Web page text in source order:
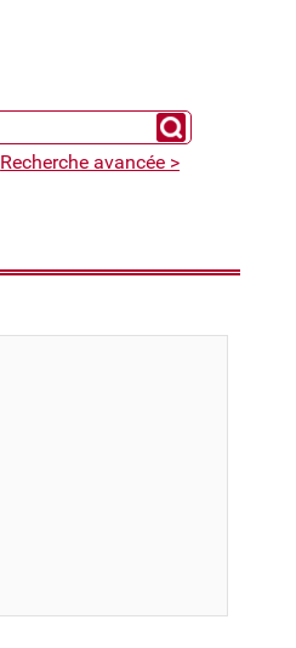
Chercher un expert
Recherche avancée >